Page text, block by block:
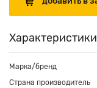
Характеристики
Марка/бренд
Страна производитель